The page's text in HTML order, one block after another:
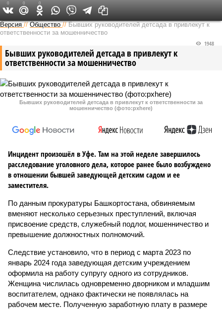
Версия в Башкирии
Версия //Общество //Бывших руководителей детсада в привлекут к
ответственности за мошенничество
Бывших руководителей детсада в привлекут к
ответственности за мошенничество
1948
Бывших руководителей детсада в привлекут к ответственности за
мошенничество (фото:pxhere)
Инцидент произошёл в Уфе. Там на этой неделе завершилось
расследование уголовного дела, которое ранее было возбуждено
в отношении бывшей заведующей детским садом и ее
заместителя.
По данным прокуратуры Башкортостана, обвиняемым
вменяют несколько серьезных преступлений, включая
присвоение средств, служебный подлог, мошенничество и
превышение должностных полномочий.
Следствие установило, что в период с марта 2023 по
январь 2024 года заведующая детским учреждением
оформила на работу супругу одного из сотрудников.
Женщина числилась одновременно дворником и младшим
воспитателем, однако фактически не появлялась на
рабочем месте. Полученную заработную плату в размере
0 0 0